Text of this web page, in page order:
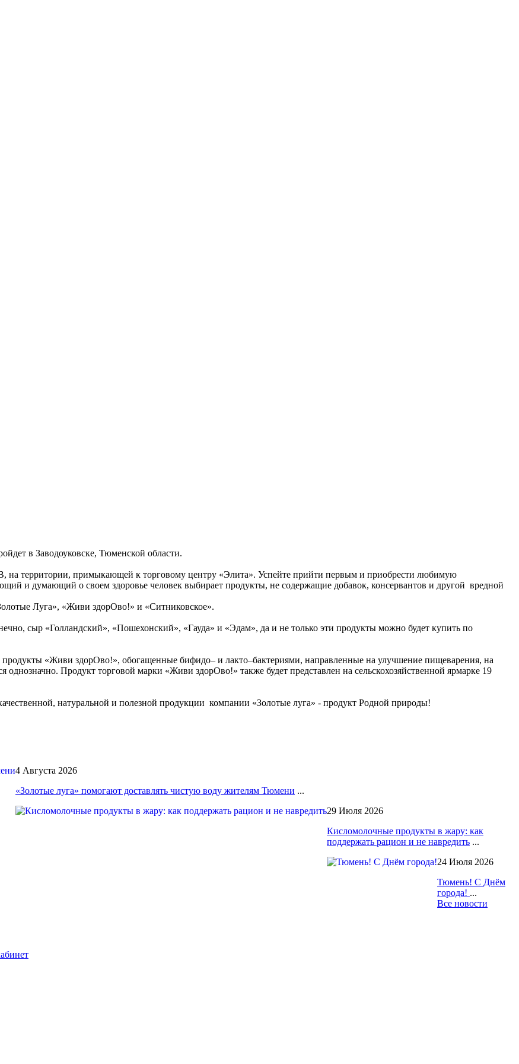
в Заводоуковске, Тюменской области.
на территории, примыкающей к торговому центру «Элита». Успейте прийти первым и приобрести любимую
и думающий о своем здоровье человек выбирает продукты, не содержащие добавок, консервантов и другой вредной
Луга», «Живи здорОво!» и «Ситниковское».
сыр «Голландский», «Пошехонский», «Гауда» и «Эдам», да и не только эти продукты можно будет купить по
«Живи здорОво!», обогащенные бифидо– и лакто–бактериями, направленные на улучшение пищеварения, на
Продукт торговой марки «Живи здорОво!» также будет представлен на сельскохозяйственной ярмарке 19
натуральной и полезной продукции компании «Золотые луга» - продукт Родной природы!
4 Августа 2026
«Золотые луга» помогают доставлять чистую воду жителям Тюмени ...
29 Июля 2026
Кисломолочные продукты в жару: как
поддержать рацион и не навредить ...
24 Июля 2026
Тюмень! С Днём
города! ...
Все новости